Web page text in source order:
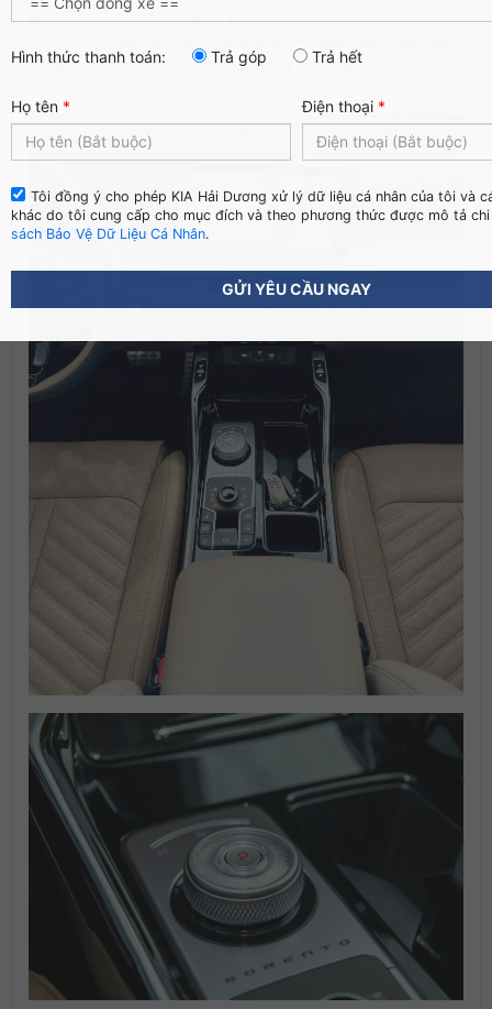
Núm xoay chuyển số điện tử:Thay thế cho cần số truyền
gàng, tinh tế hơn mà còn là một trang bị mang tính công nghệ
Hình thức thanh toán: Trả góp Trả hết
Họ tên * Điện thoại *
Tôi đồng ý cho phép KIA Hải Dương xử lý dữ liệu cá nhân của tôi và
khác do tôi cung cấp cho mục đích và theo phương thức được mô tả
sách Bảo Vệ Dữ Liệu Cá Nhân.
GỬI YÊU CẦU NGAY